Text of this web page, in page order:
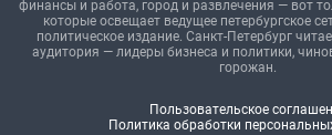
финансы и работа, город и развлечения — вот
которые освещает ведущее петербургское
политическое издание. Санкт-Петербург
аудитория — лидеры бизнеса и политики,
горожан.
Пользовательское
Политика обработки